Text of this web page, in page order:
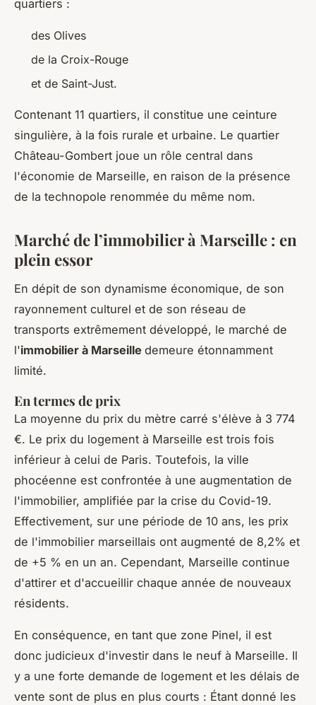
quartiers :
des Olives
de la Croix-Rouge
et de Saint-Just.
Contenant 11 quartiers, il constitue une ceinture
singulière, à la fois rurale et urbaine. Le quartier
Château-Gombert joue un rôle central dans
l'économie de Marseille, en raison de la présence
de la technopole renommée du même nom.
Marché de l’immobilier à Marseille : en
plein essor
En dépit de son dynamisme économique, de son
rayonnement culturel et de son réseau de
transports extrêmement développé, le marché de
l'immobilier à Marseille demeure étonnamment
limité.
En termes de prix
La moyenne du prix du mètre carré s'élève à 3 774
€. Le prix du logement à Marseille est trois fois
inférieur à celui de Paris. Toutefois, la ville
phocéenne est confrontée à une augmentation de
l'immobilier, amplifiée par la crise du Covid-19.
Effectivement, sur une période de 10 ans, les prix
de l'immobilier marseillais ont augmenté de 8,2% et
de +5 % en un an. Cependant, Marseille continue
d'attirer et d'accueillir chaque année de nouveaux
résidents.
En conséquence, en tant que zone Pinel, il est
donc judicieux d'investir dans le neuf à Marseille. Il
y a une forte demande de logement et les délais de
vente sont de plus en plus courts : Étant donné les